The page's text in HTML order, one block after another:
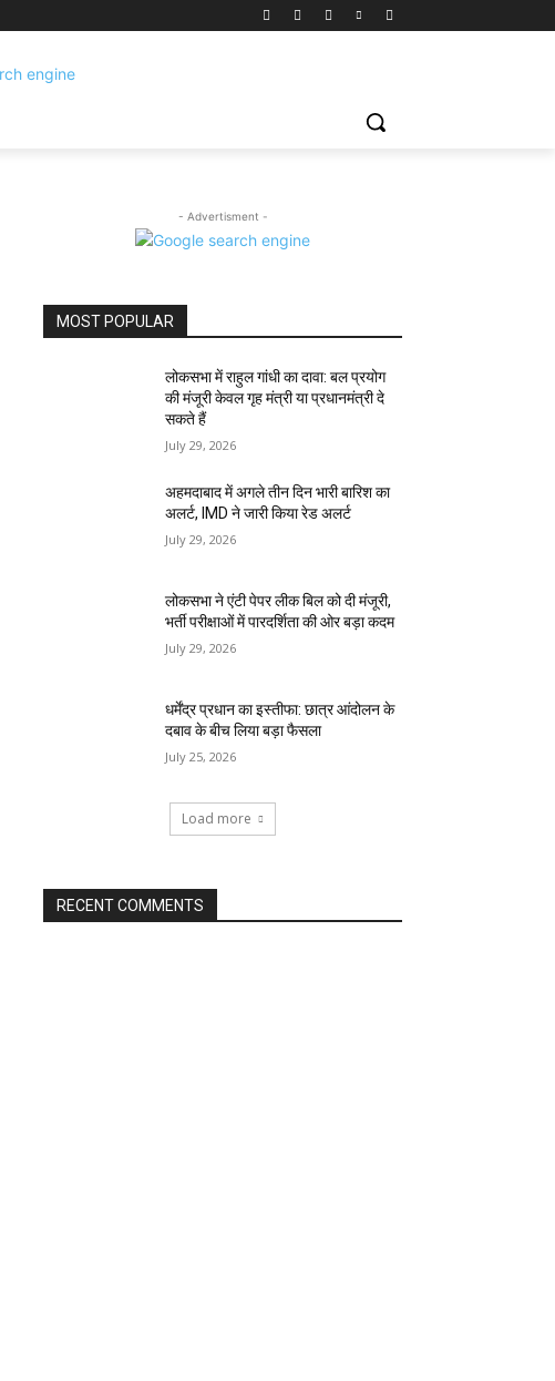
- Advertisment -
MOST POPULAR
लोकसभा में राहुल गांधी का दावा: बल प्रयोग
की मंजूरी केवल गृह मंत्री या प्रधानमंत्री दे
सकते हैं
July 29, 2026
अहमदाबाद में अगले तीन दिन भारी बारिश का
अलर्ट, IMD ने जारी किया रेड अलर्ट
July 29, 2026
लोकसभा ने एंटी पेपर लीक बिल को दी मंजूरी,
भर्ती परीक्षाओं में पारदर्शिता की ओर बड़ा कदम
July 29, 2026
धर्मेंद्र प्रधान का इस्तीफा: छात्र आंदोलन के
दबाव के बीच लिया बड़ा फैसला
July 25, 2026
Load more
RECENT COMMENTS